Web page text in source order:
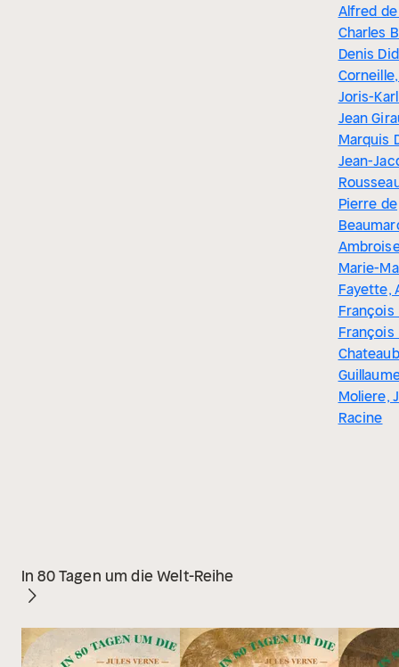
Alfred
Charles
Denis
Joris-
Jean
Marquis
Jean-
Pierre de
Marie-
Fayette,
François
Moliere,
Racine
In 80 Tagen um die Welt-Reihe